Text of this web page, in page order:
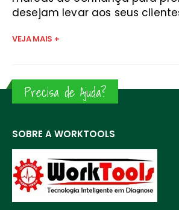
desejam levar aos seus
VEJA MAIS +
Precisa de Ajuda?
SOBRE A WORKTOOLS